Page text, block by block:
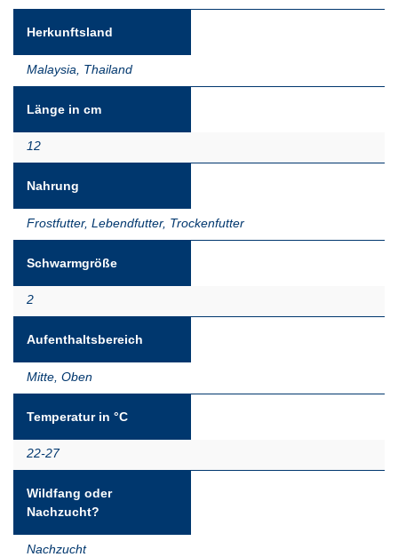
Herkunftsland
Malaysia Thailand
Länge in cm
12
Nahrung
Frostfutter, Lebendfutter, Trockenfutter
Schwarmgröße
2
Aufenthaltsbereich
Mitte Oben
Temperatur in °C
22-27
Wildfang oder
Nachzucht?
Nachzucht